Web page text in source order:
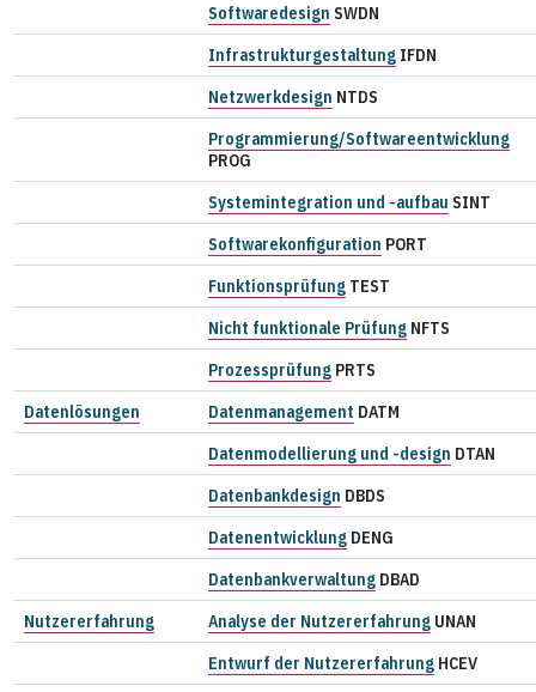
Softwaredesign SWDN
Infrastrukturgestaltung IFDN
Netzwerkdesign NTDS
Programmierung/Softwareentwicklung
PROG
Systemintegration und -aufbau SINT
Softwarekonfiguration PORT
Funktionsprüfung TEST
Nicht funktionale Prüfung NFTS
Prozessprüfung PRTS
Datenlösungen
Datenmanagement DATM
Datenmodellierung und -design DTAN
Datenbankdesign DBDS
Datenentwicklung DENG
Datenbankverwaltung DBAD
Nutzererfahrung
Analyse der Nutzererfahrung UNAN
Entwurf der Nutzererfahrung HCEV